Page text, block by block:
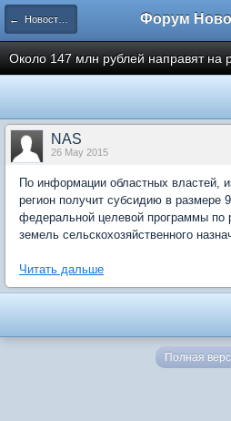
← Новости рынка недвижимости
Около 147 млн рублей направят на
NAS
26 May 2015
По информации областных властей,
регион получит субсидию в размере
федеральной целевой программы по
земель сельскохозяйственного
Читать дальше
Полная